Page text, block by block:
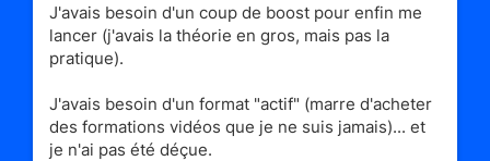
J'avais besoin d'un coup de boost pour enfin me
lancer (j'avais la théorie en gros, mais pas la
pratique).
J'avais besoin d'un format "actif" (marre d'acheter
des formations vidéos que je ne suis jamais)... et
je n'ai pas été déçue.